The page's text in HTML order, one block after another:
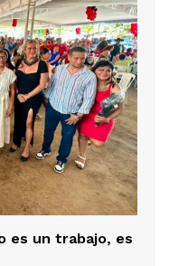
es un trabajo, es